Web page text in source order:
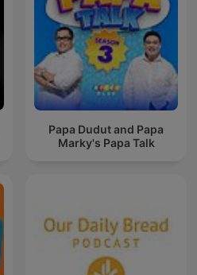
Papa Dudut and Papa
Marky's Papa Talk